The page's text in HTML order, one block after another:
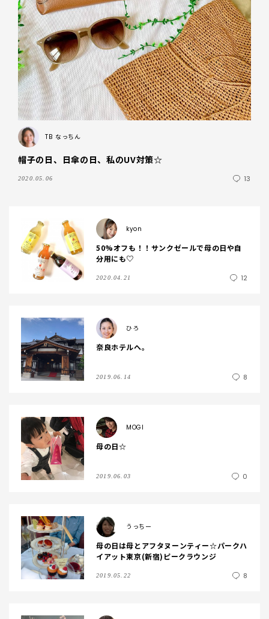
TB なっちん
帽子の日、日傘の日、私のUV対策☆
2020.05.06 13
kyon
50%オフも！！サンクゼールで母の日や自
分用にも♡
2020.04.21 12
ひろ
奈良ホテルへ。
2019.06.14 8
MOGI
母の日☆
2019.06.03 0
うっちー
母の日は母とアフタヌーンティー☆パークハ
イアット東京(新宿)ピークラウンジ
2019.05.22 8